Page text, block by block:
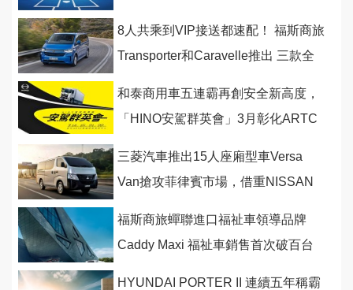
8人共乘到VIP接送都速配！ 福斯商旅
Transporter和Caravelle推出 三款全
和泰商用車五連霸再創安全新高度，
「HINO安駕群英會」3月彰化ARTC
三菱汽車推出15人座廂型車Versa
Van搶攻菲律賓市場，借重NISSAN
福斯商旅蟬聯進口福祉車領導品牌
Caddy Maxi 福祉車銷售首次破百台
HYUNDAI PORTER II 連續五年稱霸